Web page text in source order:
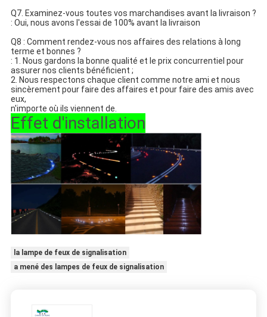
Q7. Examinez-vous toutes vos marchandises avant la livraison ?
: Oui, nous avons l'essai de 100% avant la livraison
Q8 : Comment rendez-vous nos affaires des relations à long
terme et bonnes ?
: 1. Nous gardons la bonne qualité et le prix concurrentiel pour
assurer nos clients bénéficient ;
2. Nous respectons chaque client comme notre ami et nous
sincèrement pour faire des affaires et pour faire des amis avec
eux,
n'importe où ils viennent de.
Effet d'installation
la lampe de feux de signalisation
a mené des lampes de feux de signalisation